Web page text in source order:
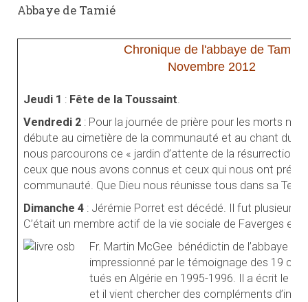
Abbaye de Tamié
Chronique de l'abbaye de Tamié
Novembre 2012
Jeudi 1 : Fête de la Toussaint.
Vendredi 2 : Pour la journée de prière pour les morts
débute au cimetière de la communauté et au chant du
nous parcourons ce « jardin d’attente de la résurrection
ceux que nous avons connus et ceux qui nous ont
communauté. Que Dieu nous réunisse tous dans sa
Dimanche 4 : Jérémie Porret est décédé. Il fut plusieurs
C’était un membre actif de la vie sociale de Faverges et
Fr. Martin McGee bénédictin de l’abbaye
impressionné par le témoignage des 19
tués en Algérie en 1995-1996. Il a écrit le
et il vient chercher des compléments